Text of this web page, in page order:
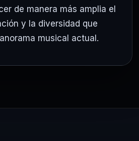
de manera más amplia el
y la diversidad que
musical actual.